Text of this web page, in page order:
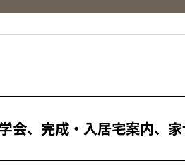
会、完成・入居宅案内、